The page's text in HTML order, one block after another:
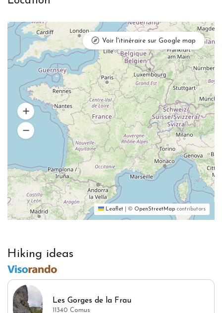
Leaflet © OpenStreetMap contributors
Voir l'itinéraire sur Google map
Hiking ideas
Les Gorges de la Frau
11340 Comus